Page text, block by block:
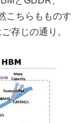
こちらもものす
存じの通り。